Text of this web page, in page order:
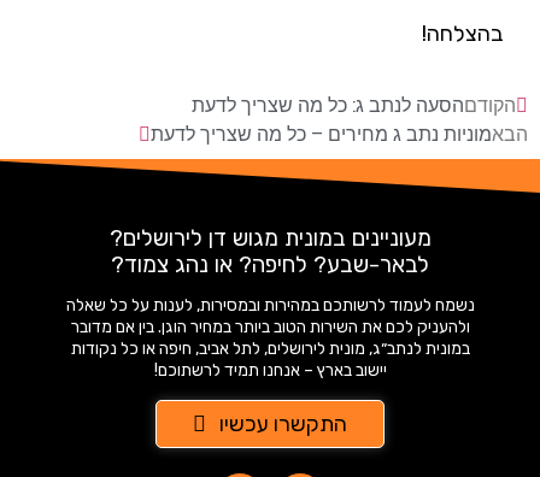
בהצלחה!
הקודםהסעה לנתב ג: כל מה שצריך לדעת
הבאמוניות נתב ג מחירים – כל מה שצריך לדעת
מעוניינים במונית מגוש דן לירושלים?
לבאר-שבע? לחיפה? או נהג צמוד?
נשמח לעמוד לרשותכם במהירות ובמסירות, לענות על כל שאלה
ולהעניק לכם את השירות הטוב ביותר במחיר הוגן. בין אם מדובר
במונית לנתב״ג, מונית לירושלים, לתל אביב, חיפה או כל נקודות
יישוב בארץ – אנחנו תמיד לרשתוכם!
התקשרו עכשיו